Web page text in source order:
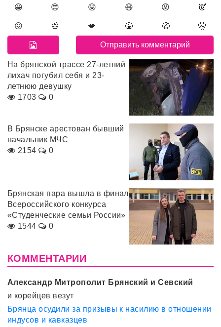
😀 😍 😛 😷 😡 👿
😖 💩 💋 🤮 🤑 🤫
На брянской трассе 27-летний
лихач погубил себя и 23-
летнюю девушку
1703
0
В Брянске арестован бывший
начальник МЧС
2154
0
Брянская пара вышла в финал
Всероссийского конкурса
«Студенческие семьи России»
1544
0
КОММЕНТАРИИ
Александр Митрополит Брянский и Севский
и корейцев везут
Брянца осудили за призывы к насилию в отношении
индусов и кавказцев